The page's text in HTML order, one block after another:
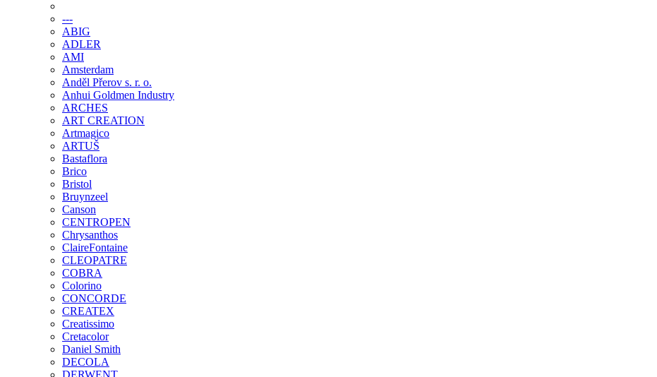
---
ABIG
ADLER
AMI
Amsterdam
Anděl Přerov s. r. o.
Anhui Goldmen Industry
ARCHES
ART CREATION
Artmagico
ARTUŠ
Bastaflora
Brico
Bristol
Bruynzeel
Canson
CENTROPEN
Chrysanthos
ClaireFontaine
CLEOPATRE
COBRA
Colorino
CONCORDE
CREATEX
Creatissimo
Cretacolor
Daniel Smith
DECOLA
DERWENT